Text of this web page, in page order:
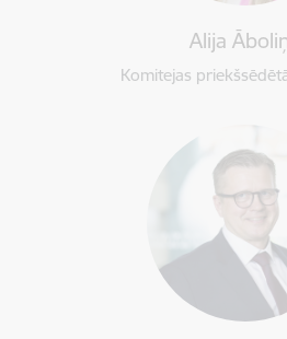
Alija
Komitejas